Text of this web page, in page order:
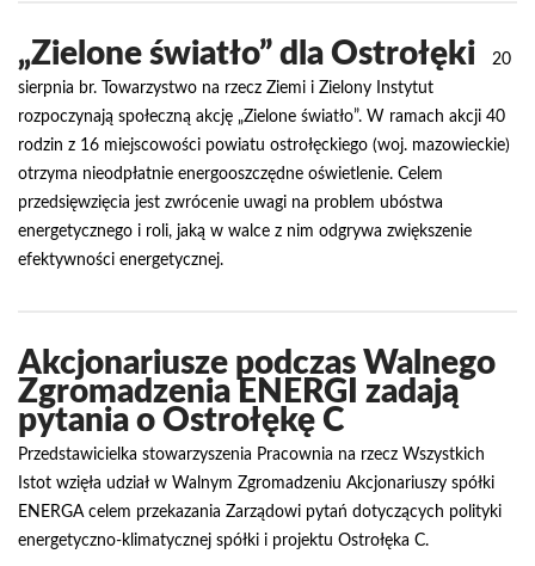
„Zielone światło” dla Ostrołęki
20
sierpnia br. Towarzystwo na rzecz Ziemi i Zielony Instytut
rozpoczynają społeczną akcję „Zielone światło”. W ramach akcji 40
rodzin z 16 miejscowości powiatu ostrołęckiego (woj. mazowieckie)
otrzyma nieodpłatnie energooszczędne oświetlenie. Celem
przedsięwzięcia jest zwrócenie uwagi na problem ubóstwa
energetycznego i roli, jaką w walce z nim odgrywa zwiększenie
efektywności energetycznej.
Akcjonariusze podczas Walnego
Zgromadzenia ENERGI zadają
pytania o Ostrołękę C
Przedstawicielka stowarzyszenia Pracownia na rzecz Wszystkich
Istot wzięła udział w Walnym Zgromadzeniu Akcjonariuszy spółki
ENERGA celem przekazania Zarządowi pytań dotyczących polityki
energetyczno-klimatycznej spółki i projektu Ostrołęka C.